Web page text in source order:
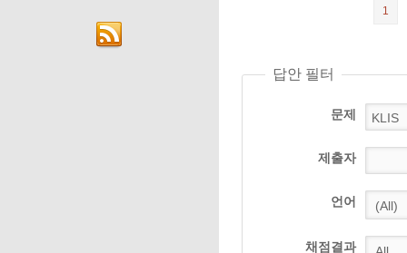
1
답안 필터
문제
제출자
언어
채점결과